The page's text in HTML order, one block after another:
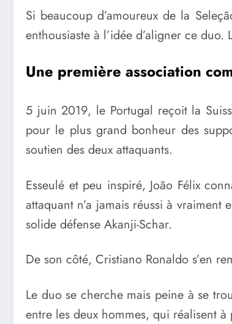
Si beaucoup d’amoureux de la
enthousiaste à l’idée d’aligner ce
Une première association
5 juin 2019, le Portugal reçoit la
pour le plus grand bonheur des
soutien des deux attaquants.
Esseulé et peu inspiré, João Félix
attaquant n’a jamais réussi à
solide défense Akanji-Schar.
De son côté, Cristiano Ronaldo s’en
Le duo se cherche mais peine à se
entre les deux hommes, qui réalisent